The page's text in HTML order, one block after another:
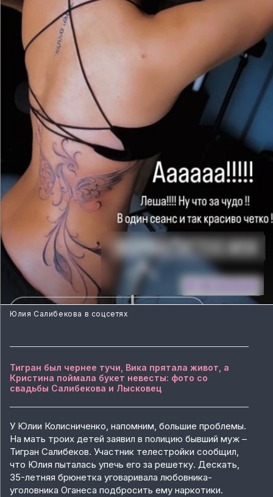
Юлия Салибекова в соцсетях
Тигран был чернее тучи, Вика прятала живот, а
Кристина поймала букет невесты: фото со
свадьбы Салибекова и Лысковец
У Юлии Колисниченко, напомним, большие проблемы.
На мать троих детей заявил в полицию бывший муж –
Тигран Салибеков. Участник телестройки сообщил,
что Юлия пыталась упечь его за решетку. Дескать,
35-летняя брюнетка уговаривала любовника-
уголовника Оганеса подбросить ему наркотики.